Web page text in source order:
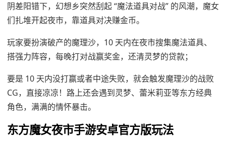
阴差阳错下，幻想乡突然刮起 “魔法道具对战” 的风潮，魔女
们扎堆开起夜市，靠道具对决赚金币。
玩家要扮演破产的魔理沙，10 天内在夜市搜集魔法道具、
搭强力阵容，每晚打对战赢奖金，还清灵梦的贷款；
要是 10 天内没打赢或者中途失败，就会触发魔理沙的战败
CG，直接凉凉！路上还会遇到灵梦、蕾米莉亚等东方经典
角色，满满的情怀暴击。
东方魔女夜市手游安卓官方版玩法